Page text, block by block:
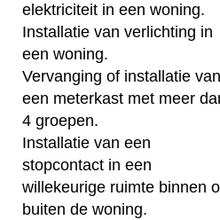
elektriciteit in een woning.
Installatie van verlichting in
een woning.
Vervanging of installatie van
een meterkast met meer
4 groepen.
Installatie van een
stopcontact in een
willekeurige ruimte binnen
buiten de woning.